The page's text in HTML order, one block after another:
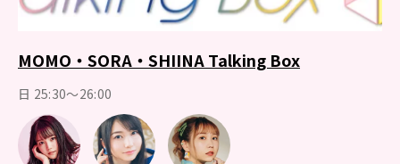
MOMO・SORA・SHIINA Talking Box
日 25:30～26:00